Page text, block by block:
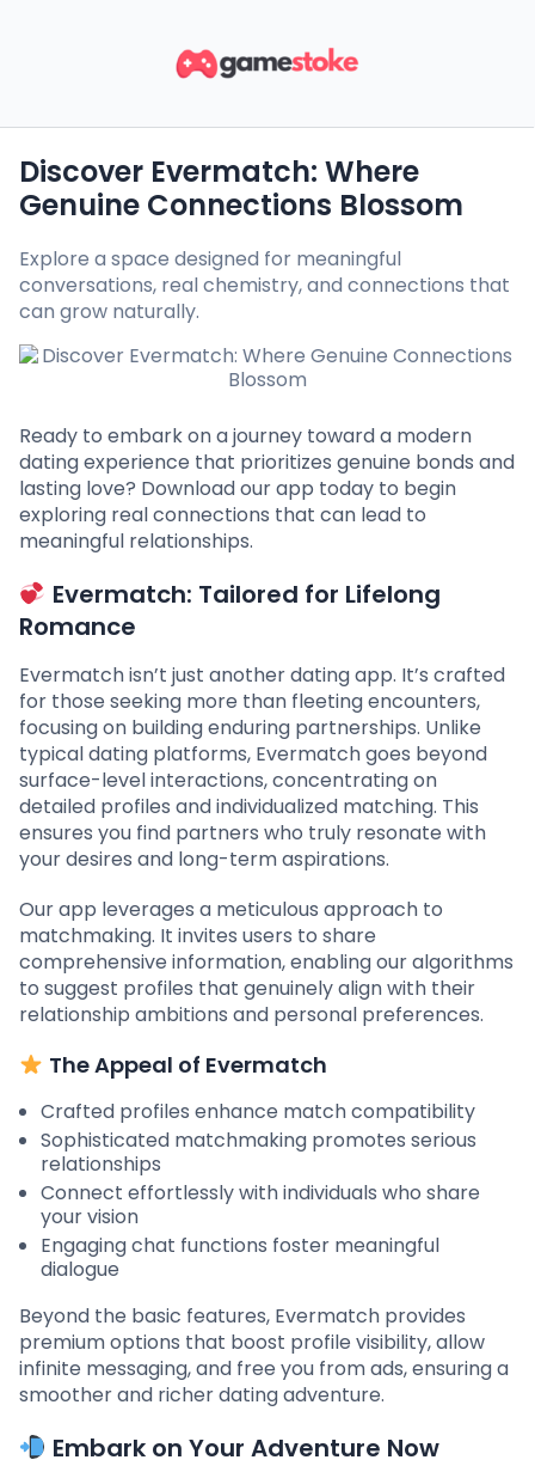
Discover Evermatch: Where
Genuine Connections Blossom
Explore a space designed for meaningful
conversations, real chemistry, and connections that
can grow naturally.
Ready to embark on a journey toward a modern
dating experience that prioritizes genuine bonds and
lasting love? Download our app today to begin
exploring real connections that can lead to
meaningful relationships.
Evermatch: Tailored for Lifelong
Romance
Evermatch isn’t just another dating app. It’s crafted
for those seeking more than fleeting encounters,
focusing on building enduring partnerships. Unlike
typical dating platforms, Evermatch goes beyond
surface-level interactions, concentrating on
detailed profiles and individualized matching. This
ensures you find partners who truly resonate with
your desires and long-term aspirations.
Our app leverages a meticulous approach to
matchmaking. It invites users to share
comprehensive information, enabling our algorithms
to suggest profiles that genuinely align with their
relationship ambitions and personal preferences.
The Appeal of Evermatch
Crafted profiles enhance match compatibility
Sophisticated matchmaking promotes serious
relationships
Connect effortlessly with individuals who share
your vision
Engaging chat functions foster meaningful
dialogue
Beyond the basic features, Evermatch provides
premium options that boost profile visibility, allow
infinite messaging, and free you from ads, ensuring a
smoother and richer dating adventure.
Embark on Your Adventure Now